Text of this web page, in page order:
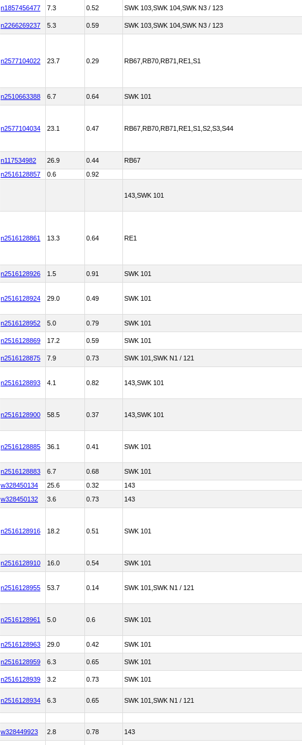
n1857456477 7.3 0.52
SWK 103,SWK 104,SWK N3 / 123
n2266269237 5.3 0.59 SWK 103,SWK 104,SWK N3 / 123
n2577104022 23.7 0.29 RB67,RB70,RB71,RE1,S1
n2510663388 6.7 0.64 SWK 101
n2577104034 23.1 0.47 RB67,RB70,RB71,RE1,S1,S2,S3,S44
n117534982 26.9 0.44 RB67
n2516128857 0.6 0.92
143,SWK 101
n2516128861 13.3 0.64 RE1
n2516128926 1.5 0.91 SWK 101
n2516128924 29.0 0.49 SWK 101
n2516128952 5.0 0.79 SWK 101
n2516128869 17.2 0.59 SWK 101
n2516128875 7.9 0.73 SWK 101,SWK N1 / 121
n2516128893 4.1 0.82 143,SWK 101
n2516128900 58.5 0.37 143,SWK 101
n2516128885 36.1 0.41 SWK 101
n2516128883 6.7 0.68 SWK 101
w328450134 25.6 0.32
143
w328450132 3.6 0.73 143
n2516128916 18.2 0.51 SWK 101
n2516128910 16.0 0.54 SWK 101
n2516128955 53.7 0.14 SWK 101,SWK N1 / 121
n2516128961 5.0 0.6 SWK 101
n2516128963 29.0 0.42 SWK 101
n2516128959 6.3 0.65 SWK 101
n2516128939 3.2 0.73 SWK 101
n2516128934 6.3 0.65 SWK 101,SWK N1 / 121
w328449923 2.8 0.78 143